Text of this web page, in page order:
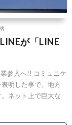
が「LINE
参入へ!! コミュニケ
明した事で、地方
ネット上で巨大な